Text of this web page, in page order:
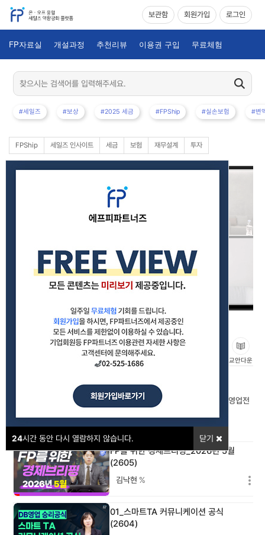
보관함 회원가입 로그인
FP자료실 개설과정 추천리뷰 이용권 구입 무료체험
#세일즈 #보상 #2025 세금 #FPShip #실손보험 #변
FPShip 세일즈 인사이트 세금 보험 재무설계 투자
24시간 동안 다시 열람하지 않습니다. 닫기
이달의 보험사별 상품 판매전략_2026년 5월_생명보험(2605)
#보험상품 #소식지
교안다운
이달의 보험상품 소식지 집중비교 분석을 통한 나만(우리 조직만)의 영업전
FP를 위한 경제브리핑_2026년 5월
(2605)
김낙현 %
01_스마트TA 커뮤니케이션 공식
(2604)